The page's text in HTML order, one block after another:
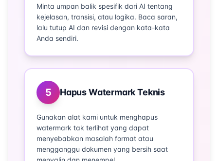
Minta umpan balik spesifik dari AI tentang
kejelasan, transisi, atau logika. Baca saran,
lalu tutup AI dan revisi dengan kata-kata
Anda sendiri.
5 Hapus Watermark Teknis
Gunakan alat kami untuk menghapus
watermark tak terlihat yang dapat
menyebabkan masalah format atau
mengganggu dokumen yang bersih saat